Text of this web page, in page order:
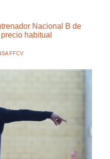
Nacional B de
habitual
FFCV